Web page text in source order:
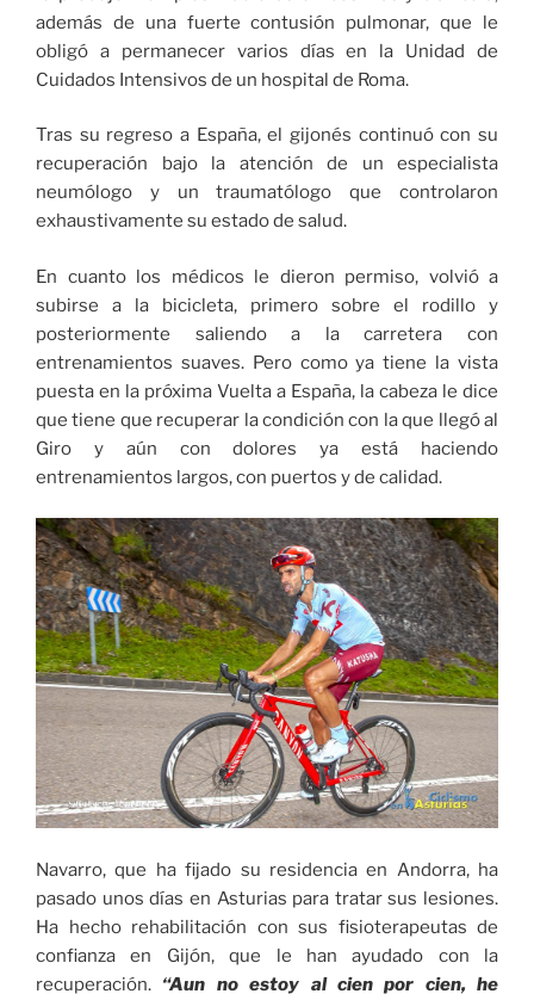
además de una fuerte contusión pulmonar, que le
obligó a permanecer varios días en la Unidad de
Cuidados Intensivos de un hospital de Roma.
Tras su regreso a España, el gijonés continuó con su
recuperación bajo la atención de un especialista
neumólogo y un traumatólogo que controlaron
exhaustivamente su estado de salud.
En cuanto los médicos le dieron permiso, volvió a
subirse a la bicicleta, primero sobre el rodillo y
posteriormente saliendo a la carretera con
entrenamientos suaves. Pero como ya tiene la vista
puesta en la próxima Vuelta a España, la cabeza le dice
que tiene que recuperar la condición con la que llegó al
Giro y aún con dolores ya está haciendo
entrenamientos largos, con puertos y de calidad.
Navarro, que ha fijado su residencia en Andorra, ha
pasado unos días en Asturias para tratar sus lesiones.
Ha hecho rehabilitación con sus fisioterapeutas de
confianza en Gijón, que le han ayudado con la
recuperación. “Aun no estoy al cien por cien, he